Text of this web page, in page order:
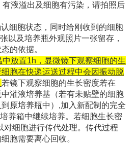
液溢出及细胞有污染，请拍照后
细胞状态，同时给刚收到的细胞
以及培养瓶外观照片一张留存，
的依据。
中放置1h，显微镜下观察细胞的生
胞在快递运送过程中会因振动脱
若镜下观察细胞的生长密度若在
灌液培养基（若有未贴壁的细胞
原培养瓶中）,加入新配制的完全
养箱中继续培养。若细胞生长密
对细胞进行传代处理。传代过程
胞需要离心回收。